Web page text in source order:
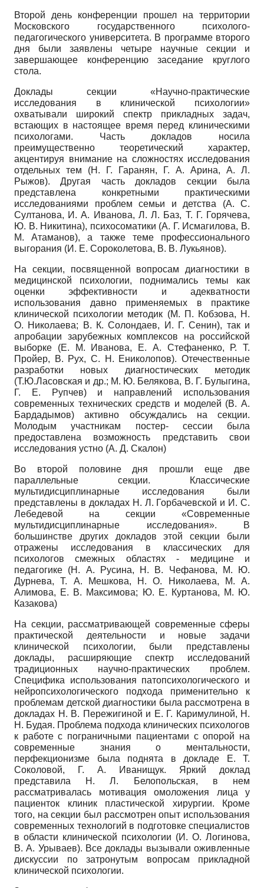
Второй день конференции прошел на территории
Московского государственного психолого-
педагогического университета. В программе второго
дня были заявлены четыре научные секции и
завершающее конференцию заседание круглого
стола.
Доклады секции «Научно-практические
исследования в клинической психологии»
охватывали широкий спектр прикладных задач,
встающих в настоящее время перед клиническими
психологами. Часть докладов носила
преимущественно теоретический характер,
акцентируя внимание на сложностях исследования
отдельных тем (Н. Г. Гаранян, Г. А. Арина, А. Л.
Рыжов). Другая часть докладов секции была
представлена конкретными практическими
исследованиями проблем семьи и детства (А. С.
Султанова, И. А. Иванова, Л. Л. Баз, Т. Г. Горячева,
Ю. В. Никитина), психосоматики (А. Г. Исмагилова, В.
М. Атаманов), а также теме профессионального
выгорания (И. Е. Сороколетова, В. В. Лукьянов).
На секции, посвященной вопросам диагностики в
медицинской психологии, поднимались темы как
оценки эффективности и адекватности
использования давно применяемых в практике
клинической психологии методик (М. П. Кобзова, Н.
О. Николаева; В. К. Солондаев, И. Г. Сенин), так и
апробации зарубежных комплексов на российской
выборке (Е. М. Иванова, Е. А. Стефаненко, Р. Т.
Пройер, В. Рух, С. Н. Ениколопов). Отечественные
разработки новых диагностических методик
(Т.Ю.Ласовская и др.; М. Ю. Белякова, В. Г. Булыгина,
Г. Е. Рупчев) и направлений использования
современных технических средств и моделей (В. А.
Бардадымов) активно обсуждались на секции.
Молодым участникам постер- сессии была
предоставлена возможность представить свои
исследования устно (А. Д. Скалон)
Во второй половине дня прошли еще две
параллельные секции. Классические
мультидисциплинарные исследования были
представлены в докладах Н. Л. Горбачевской и И. С.
Лебедевой на секции «Современные
мультидисциплинарные исследования». В
большинстве других докладов этой секции были
отражены исследования в классических для
психологов смежных областях - медицине и
педагогике (Н. А. Русина, Н. В. Чефанова, М. Ю.
Дурнева, Т. А. Мешкова, Н. О. Николаева, М. А.
Алимова, Е. В. Максимова; Ю. Е. Куртанова, М. Ю.
Казакова)
На секции, рассматривающей современные сферы
практической деятельности и новые задачи
клинической психологии, были представлены
доклады, расширяющие спектр исследований
традиционных научно-практических проблем.
Специфика использования патопсихологического и
нейропсихологического подхода применительно к
проблемам детской диагностики была рассмотрена в
докладах Н. В. Пережигиной и Е. Г. Каримулиной, Н.
Н. Будая. Проблема подхода клинических психологов
к работе с пограничными пациентами с опорой на
современные знания о ментальности,
перфекционизме была поднята в докладе Е. Т.
Соколовой, Г. А. Иванищук. Яркий доклад
представила Н. Л. Белопольская, в нем
рассматривалась мотивация омоложения лица у
пациенток клиник пластической хирургии. Кроме
того, на секции был рассмотрен опыт использования
современных технологий в подготовке специалистов
в области клинической психологии (И. О. Логинова,
В. А. Урываев). Все доклады вызывали оживленные
дискуссии по затронутым вопросам прикладной
клинической психологии.